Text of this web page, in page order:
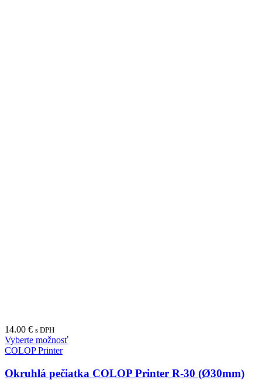
14.00 € s DPH
Vyberte možnosť
COLOP Printer
Okruhlá pečiatka COLOP Printer R-30 (Ø30mm)